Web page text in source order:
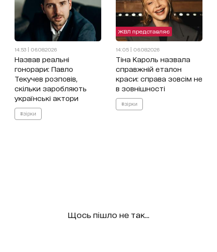
14:53 | 06.08.2026
Назвав реальні
гонорари: Павло
Текучев розповів,
скільки заробляють
українські актори
#зірки
ЖВЛ представляє
14:05 | 06.08.2026
Тіна Кароль назвала
справжній еталон
краси: справа зовсім не
в зовнішності
#зірки
Щось пішло не так...